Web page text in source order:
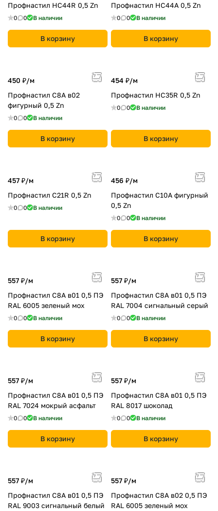
Профнастил НС44R 0,5 Zn
0 0 В наличии
В корзину
Профнастил НС44A 0,5 Zn
0 0 В наличии
В корзину
450 ₽/м
Профнастил С8A в02
фигурный 0,5 Zn
0 0 В наличии
В корзину
454 ₽/м
Профнастил НС35R 0,5 Zn
0 0 В наличии
В корзину
457 ₽/м
Профнастил С21R 0,5 Zn
0 0 В наличии
В корзину
456 ₽/м
Профнастил C10A фигурный
0,5 Zn
0 0 В наличии
В корзину
557 ₽/м
Профнастил С8A в01 0,5 ПЭ
RAL 6005 зеленый мох
0 0 В наличии
В корзину
557 ₽/м
Профнастил С8A в01 0,5 ПЭ
RAL 7004 сигнальный серый
0 0 В наличии
В корзину
557 ₽/м
Профнастил С8A в01 0,5 ПЭ
RAL 7024 мокрый асфальт
0 0 В наличии
В корзину
557 ₽/м
Профнастил С8A в01 0,5 ПЭ
RAL 8017 шоколад
0 0 В наличии
В корзину
557 ₽/м
Профнастил С8A в01 0,5 ПЭ
RAL 9003 сигнальный белый
557 ₽/м
Профнастил С8A в02 0,5 ПЭ
RAL 6005 зеленый мох